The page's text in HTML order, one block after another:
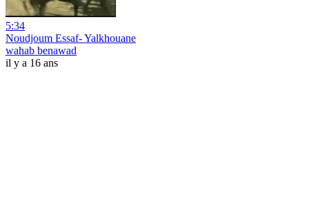
5:34
Noudjoum Essaf- Yalkhouane
wahab benawad
il y a 16 ans